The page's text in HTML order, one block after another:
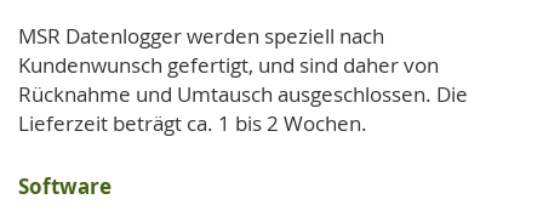
MSR Datenlogger werden speziell nach
Kundenwunsch gefertigt, und sind daher von
Rücknahme und Umtausch ausgeschlossen. Die
Lieferzeit beträgt ca. 1 bis 2 Wochen.
Software